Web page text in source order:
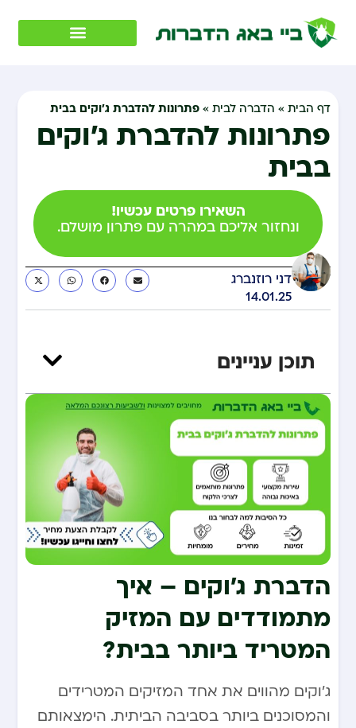
דף הבית » הדברה לבית »פתרונות להדברת ג’וקים בבית
פתרונות להדברת ג’וקים
בבית
השאירו פרטים עכשיו!
ונחזור אליכם במהרה עם פתרון מושלם.
דני רוזנברג
14.01.25
תוכן עניינים
הדברת ג’וקים – איך
מתמודדים עם המזיק
המטריד ביותר בבית?
ג’וקים מהווים את אחד המזיקים המטרידים
והמסוכנים ביותר בסביבה הביתית. הימצאותם